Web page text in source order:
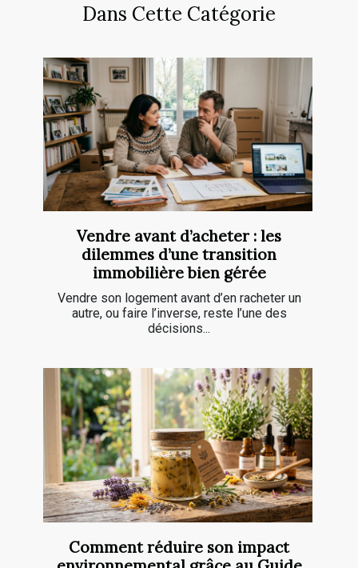
Dans Cette Catégorie
Vendre avant d’acheter : les
dilemmes d’une transition
immobilière bien gérée
Vendre son logement avant d’en racheter un
autre, ou faire l’inverse, reste l’une des
décisions...
Comment réduire son impact